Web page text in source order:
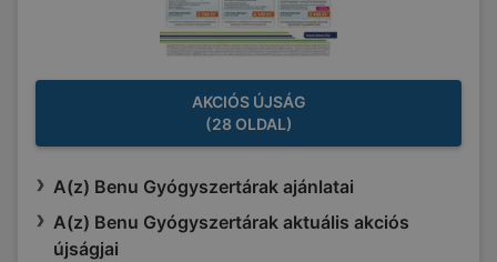
AKCIÓS ÚJSÁG
(28 OLDAL)
A(z) Benu Gyógyszertárak ajánlatai
A(z) Benu Gyógyszertárak aktuális akciós
újságjai